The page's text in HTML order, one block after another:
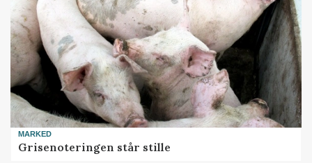
MARKED
Grisenoteringen står stille